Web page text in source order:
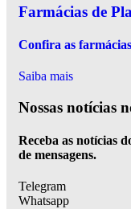
Farmácias de
Confira as
Saiba mais
Nossas notícias
Receba as notícias
de mensagens.
Telegram
Whatsapp